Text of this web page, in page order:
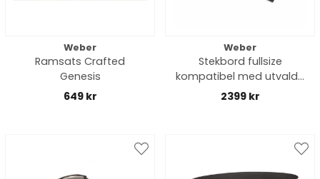
Weber
Ramsats Crafted
Genesis
649 kr
Weber
Stekbord fullsize
kompatibel med utvalda
Spirit- och SmokeFire-
2399 kr